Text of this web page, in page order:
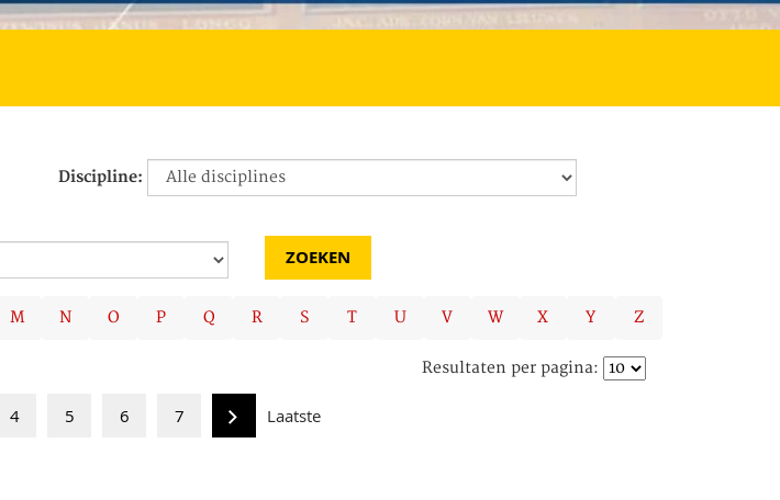
Discipline:
M N O P Q R S T U V W X Y Z
Resultaten per pagina:
4 5 6 7 Laatste